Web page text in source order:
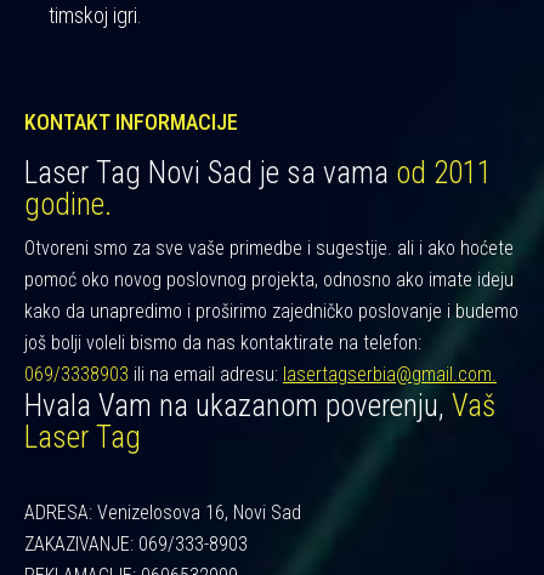
timskoj igri.
KONTAKT INFORMACIJE
Laser Tag Novi Sad je sa vama od 2011
godine.
Otvoreni smo za sve vaše primedbe i sugestije. ali i ako hoćete
pomoć oko novog poslovnog projekta, odnosno ako imate ideju
kako da unapredimo i proširimo zajedničko poslovanje i budemo
još bolji voleli bismo da nas kontaktirate na telefon:
069/3338903 ili na email adresu: lasertagserbia@gmail.com.
Hvala Vam na ukazanom poverenju, Vaš
Laser Tag
ADRESA: Venizelosova 16, Novi Sad
ZAKAZIVANJE: 069/333-8903